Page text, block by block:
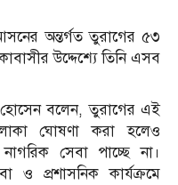
অন্তর্গত তুরাগের ৫৩
উদ্দেশ্যে তিনি এসব
হোসেন বলেন, তুরাগের এই
ঘোষণা করা হলেও
সেবা পাচ্ছে না।
ও প্রশাসনিক কার্যক্রমে